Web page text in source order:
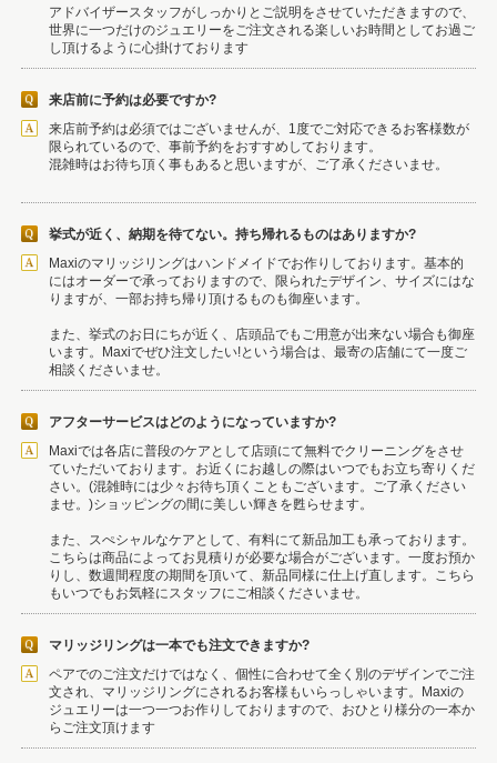
アドバイザースタッフがしっかりとご説明をさせていただきますので、
世界に一つだけのジュエリーをご注文される楽しいお時間としてお過ご
し頂けるように心掛けております
来店前に予約は必要ですか?
来店前予約は必須ではございませんが、1度でご対応できるお客様数が
限られているので、事前予約をおすすめしております。
混雑時はお待ち頂く事もあると思いますが、ご了承くださいませ。
挙式が近く、納期を待てない。持ち帰れるものはありますか?
Maxiのマリッジリングはハンドメイドでお作りしております。基本的
にはオーダーで承っておりますので、限られたデザイン、サイズにはな
りますが、一部お持ち帰り頂けるものも御座います。
また、挙式のお日にちが近く、店頭品でもご用意が出来ない場合も御座
います。Maxiでぜひ注文したい!という場合は、最寄の店舗にて一度ご
相談くださいませ。
アフターサービスはどのようになっていますか?
Maxiでは各店に普段のケアとして店頭にて無料でクリーニングをさせ
ていただいております。お近くにお越しの際はいつでもお立ち寄りくだ
さい。(混雑時には少々お待ち頂くこともございます。ご了承ください
ませ。)ショッピングの間に美しい輝きを甦らせます。
また、スぺシャルなケアとして、有料にて新品加工も承っております。
こちらは商品によってお見積りが必要な場合がございます。一度お預か
りし、数週間程度の期間を頂いて、新品同様に仕上げ直します。こちら
もいつでもお気軽にスタッフにご相談くださいませ。
マリッジリングは一本でも注文できますか?
ペアでのご注文だけではなく、個性に合わせて全く別のデザインでご注
文され、マリッジリングにされるお客様もいらっしゃいます。Maxiの
ジュエリーは一つ一つお作りしておりますので、おひとり様分の一本か
らご注文頂けます